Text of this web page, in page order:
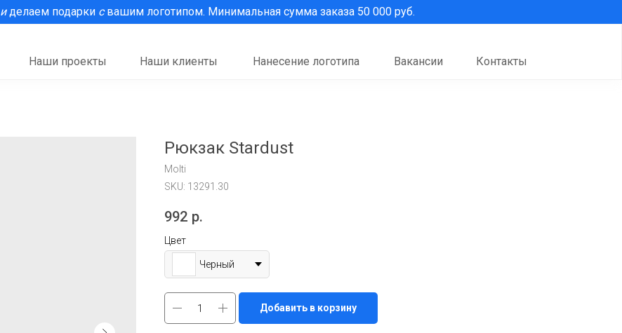
Наши клиенты
Наши проекты Вакансии Контакты
Нанесение логотипа
иделаем подарки свашим логотипом. Минимальная сумма заказа 50 000 руб.
Рюкзак Stardust
Molti
SKU: 13291.30
992 р.
Цвет
Черный
Добавить в корзину